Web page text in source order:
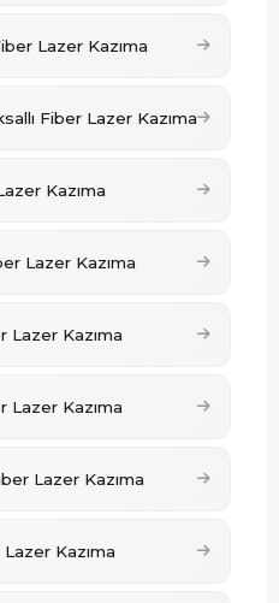
Lazer Kazıma
Fiber Lazer Kazıma
Kazıma
Lazer Kazıma
Lazer Kazıma
Lazer Kazıma
Lazer Kazıma
Kazıma